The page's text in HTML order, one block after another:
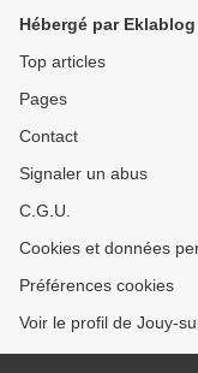
Hébergé par Eklablog
Top articles
Pages
Contact
Signaler un abus
C.G.U.
Cookies et données
Préférences cookies
Voir le profil de Jouy-